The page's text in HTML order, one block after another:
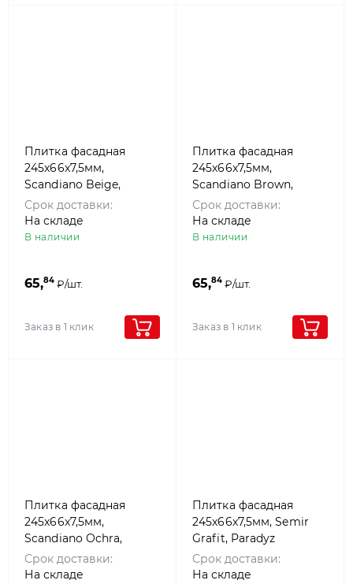
Плитка фасадная
245x66x7,5мм,
Scandiano Beige,
Paradyz
Срок доставки:
На складе
В наличии
65,84 ₽/шт.
Заказ в 1 клик
Плитка фасадная
245x66x7,5мм,
Scandiano Brown,
Paradyz
Срок доставки:
На складе
В наличии
65,84 ₽/шт.
Заказ в 1 клик
Плитка фасадная
245x66x7,5мм,
Scandiano Ochra,
Paradyz
Срок доставки:
На складе
Плитка фасадная
245x66x7,5мм, Semir
Grafit, Paradyz
Срок доставки:
На складе